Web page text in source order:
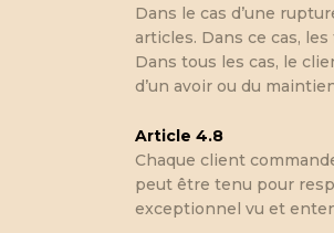
Dans le cas d’une
articles. Dans ce cas,
Dans tous les cas, le
d’un avoir ou du
Article 4.8
Chaque client
peut être tenu pour
exceptionnel vu et